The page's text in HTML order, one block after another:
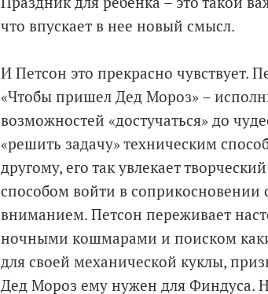
что впускает в нее новый смысл.
И Петсон это прекрасно чувствует.
«Чтобы пришел Дед Мороз» –
возможностей «достучаться» до
«решить задачу» техническим
другому, его так увлекает
способом войти в соприкосновении
вниманием. Петсон переживает
ночными кошмарами и поиском
для своей механической куклы,
Дед Мороз ему нужен для Финдуса.